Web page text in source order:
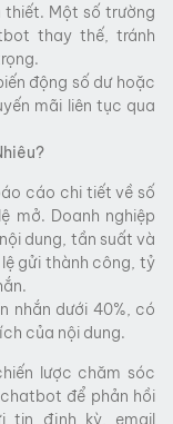
thiết. Một số trường
thay thế, tránh
động số dư hoặc
mãi liên tục qua
cáo chi tiết về số
mở. Doanh nghiệp
dung, tần suất và
gửi thành công, tỷ
nhắn dưới 40%, có
của nội dung.
lược chăm sóc
để phản hồi
tin định kỳ, email